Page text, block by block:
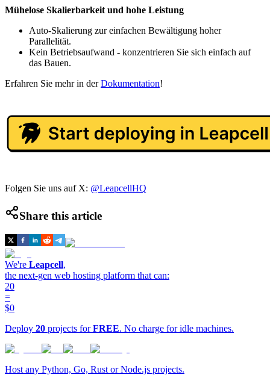
Mühelose Skalierbarkeit und hohe Leistung
Auto-Skalierung zur einfachen Bewältigung hoher
Parallelität.
Kein Betriebsaufwand - konzentrieren Sie sich einfach auf
das Bauen.
Erfahren Sie mehr in derDokumentation!
Folgen Sie uns auf X: @LeapcellHQ
Share this article
We're Leapcell,
the next-gen web hosting platform that can:
20
=
$0
Deploy 20 projects forFREE. No charge for idle machines.
Host any Python, Go, Rust or Node.js projects.